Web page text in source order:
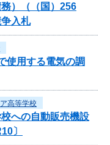
）（（国）256
入札
使用する電気の調
高等学校
への自動販売機設
〕